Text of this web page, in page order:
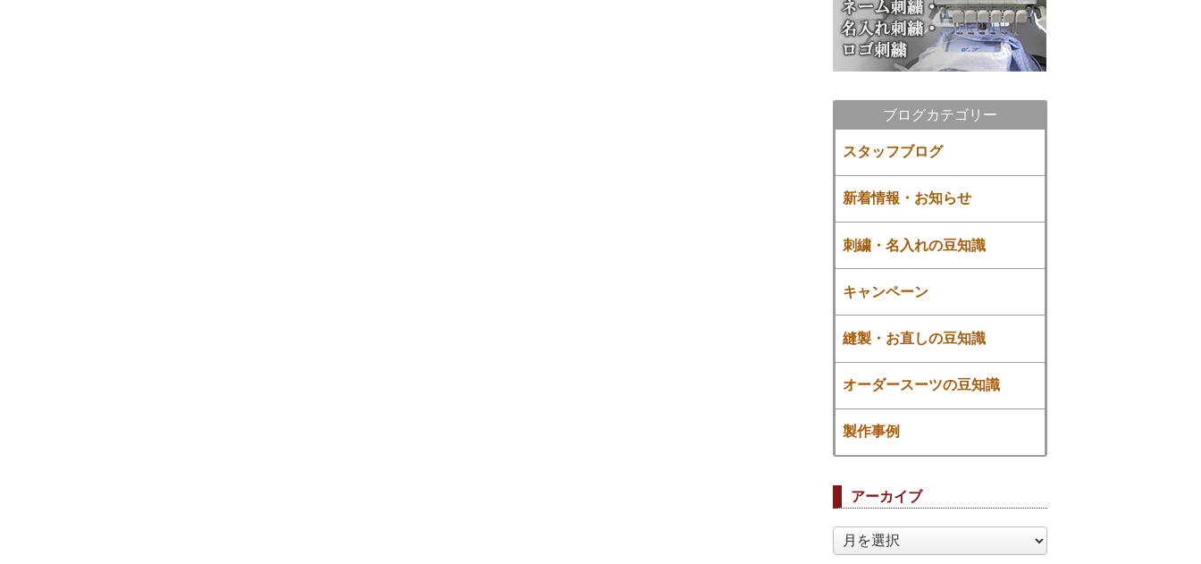
ブログカテゴリー
スタッフブログ
新着情報・お知らせ
刺繍・名入れの豆知識
キャンペーン
縫製・お直しの豆知識
オーダースーツの豆知識
製作事例
アーカイブ
ア
ー